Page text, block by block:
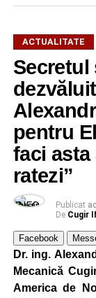
ACTUALITATE
Secretul
pentru
faci asta
ratezi”
Publicat
De Cugir
Facebook
Dr. ing.
Mecanică
America de